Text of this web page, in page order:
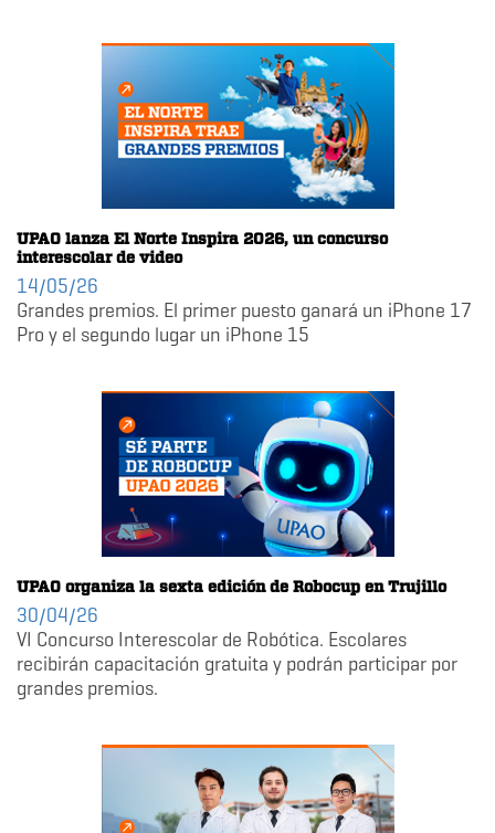
UPAO lanza El Norte Inspira 2026, un concurso
interescolar de video
14/05/26
Grandes premios. El primer puesto ganará un iPhone 17
Pro y el segundo lugar un iPhone 15
UPAO organiza la sexta edición de Robocup en Trujillo
30/04/26
VI Concurso Interescolar de Robótica. Escolares
recibirán capacitación gratuita y podrán participar por
grandes premios.